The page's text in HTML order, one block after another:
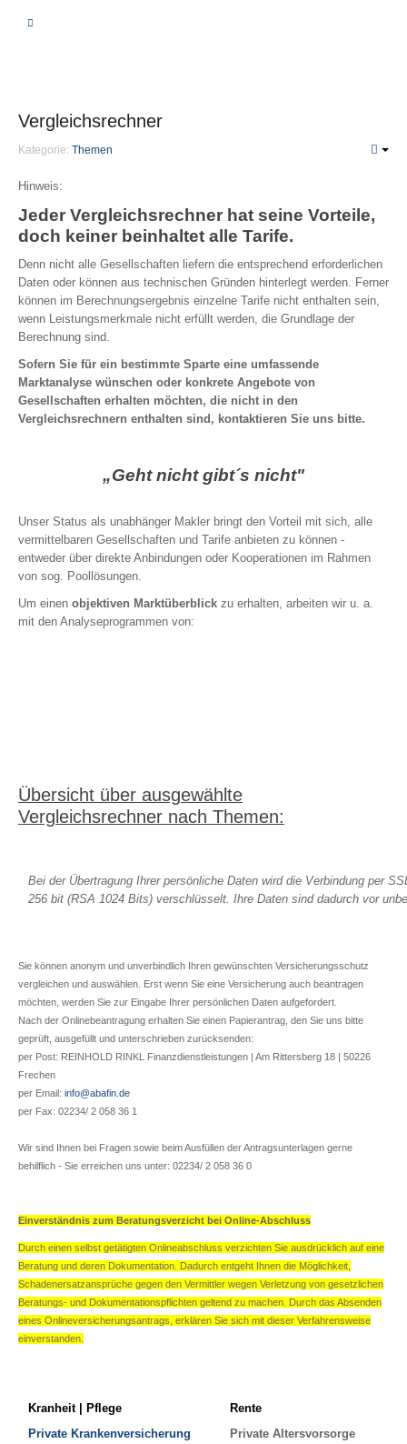
KRANKHEIT | PFLEGE
Unterschiede
Leistungen
Beiträge
Fragen
PKV-Optimierung
Krankenzusatzversicherung
ambulant, stationär, Zahn
Reisekrankenversicherung
Reisekrankenversicherung für Au Pairs, Schüler, Studenten …
ABSICHERUNG
Einkommensversicherung
Grundfähigkeiten
Sachversicherungen
Privathaftpflicht
Rechtsschutz
Heim und Haus
Hausrat
Glasbruch
Wohngebäude
Haus- und Grundbesitzerhaftpflicht
Gewässerschadenhaftpflicht
Bauherrenhaftpflicht
Photovoltaik
PKW (private Nutzung)
Motorrad
Anhänger
Wohnmobil
Hundehalterhaftpflicht
Vergleichsrechner
Kategorie: Themen
Hinweis:
Jeder Vergleichsrechner hat seine Vorteile,
doch keiner beinhaltet alle Tarife.
Denn nicht alle Gesellschaften liefern die entsprechend erforderlichen
Daten oder können aus technischen Gründen hinterlegt werden. Ferner
können im Berechnungsergebnis einzelne Tarife nicht enthalten sein,
wenn Leistungsmerkmale nicht erfüllt werden, die Grundlage der
Berechnung sind.
Sofern Sie für ein bestimmte Sparte eine umfassende
Marktanalyse wünschen oder konkrete Angebote von
Gesellschaften erhalten möchten, die nicht in den
Vergleichsrechnern enthalten sind, kontaktieren Sie uns bitte.
„Geht nicht gibt´s nicht"
Unser Status als unabhänger Makler bringt den Vorteil mit sich, alle
vermittelbaren Gesellschaften und Tarife anbieten zu können -
entweder über direkte Anbindungen oder Kooperationen im Rahmen
von sog. Poollösungen.
Um einen objektiven Marktüberblick zu erhalten, arbeiten wir u. a.
mit den Analyseprogrammen von:
Übersicht über ausgewählte
Vergleichsrechner nach Themen:
Bei der Übertragung Ihrer persönliche Daten wird die Verbindung per
256 bit (RSA 1024 Bits) verschlüsselt. Ihre Daten sind dadurch vor
Sie können anonym und unverbindlich Ihren gewünschten Versicherungsschutz
vergleichen und auswählen. Erst wenn Sie eine Versicherung auch beantragen
möchten, werden Sie zur Eingabe Ihrer persönlichen Daten aufgefordert.
Nach der Onlinebeantragung erhalten Sie einen Papierantrag, den Sie uns bitte
geprüft, ausgefüllt und unterschrieben zurücksenden:
per Post: REINHOLD RINKL Finanzdienstleistungen | Am Rittersberg 18 | 50226
Frechen
per Email: info@abafin.de
per Fax: 02234/ 2 058 36 1
Wir sind Ihnen bei Fragen sowie beim Ausfüllen der Antragsunterlagen gerne
behilflich - Sie erreichen uns unter: 02234/ 2 058 36 0
Einverständnis zum Beratungsverzicht bei Online-Abschluss
Durch einen selbst getätigten Onlineabschluss verzichten Sie ausdrücklich auf eine
Beratung und deren Dokumentation. Dadurch entgeht Ihnen die Möglichkeit,
Schadenersatzansprüche gegen den Vermittler wegen Verletzung von gesetzlichen
Beratungs- und Dokumentationspflichten geltend zu machen. Durch das Absenden
eines Onlineversicherungsantrags, erklären Sie sich mit dieser Verfahrensweise
einverstanden.
Kranheit | Pflege
Private Krankenversicherung
Rente
Private Altersvorsorge